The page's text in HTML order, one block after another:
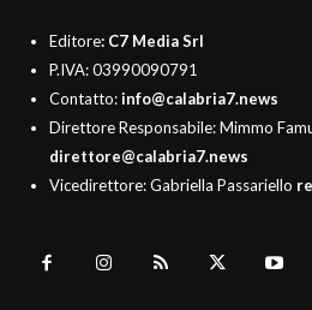
Editore: C7 Media Srl
P.IVA: 03990090791
Contatto:info@calabria7.news
Direttore Responsabile: Mimmo
direttore@calabria7.news
Vicedirettore: Gabriella Passariello